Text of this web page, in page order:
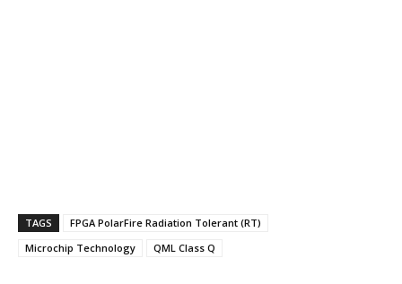
TAGS
FPGA PolarFire Radiation Tolerant (RT)
Microchip Technology
QML Class Q